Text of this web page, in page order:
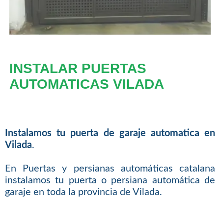
INSTALAR PUERTAS
AUTOMATICAS VILADA
Instalamos tu puerta de garaje automatica en
Vilada.
En Puertas y persianas automáticas catalana
instalamos tu puerta o persiana automática de
garaje en toda la provincia de Vilada.